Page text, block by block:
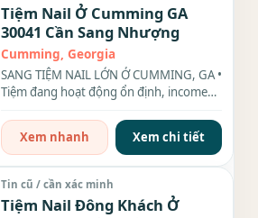
Tiệm Nail Ở Cumming GA
30041 Cần Sang Nhượng
Cumming, Georgia
SANG TIỆM NAIL LỚN Ở CUMMING, GA •
Tiệm đang hoạt động ổn định, income
Xem nhanh
Xem chi tiết
Tin cũ / cần xác minh
Tiệm Nail Đông Khách Ở